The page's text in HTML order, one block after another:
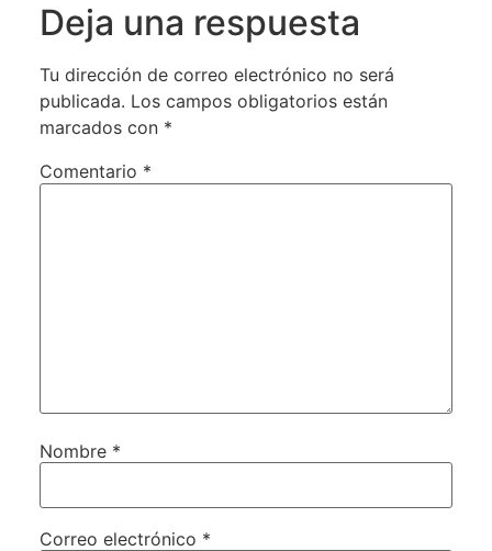
Deja una respuesta
Tu dirección de correo electrónico no será
publicada. Los campos obligatorios están
marcados con *
Comentario *
Nombre *
Correo electrónico *